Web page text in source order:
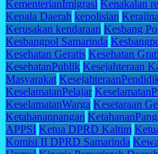
KementerianImigrasi Kenakalan
Kepala Daerah kepolisian
Kerusakan kendaraan Kesbang
Kesbangpol Samarinda
Kesehatan Geratis Kesehatan
KesehatanPublik Kesejahteraan
Masyarakat
KeselamatanPelajar
KeselamatanWarga Kesetaraan
Ketahananpangan
APPSI Ketua DPRD Kaltim
Komisi II DPRD Samarinda